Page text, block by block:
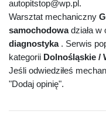
autopitstop@wp.pl.
Warsztat mechaniczny
samochodowadziała w
diagnostyka. Serwis
kategorii Dolnośląskie /
Jeśli odwiedziłeś
"Dodaj opinię".